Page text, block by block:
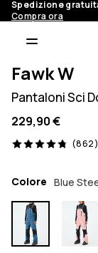
Spedizione
Compra ora
Fawk W
Pantaloni Sci
229,90 €
(862)
862 recensioni,
Colore Blue